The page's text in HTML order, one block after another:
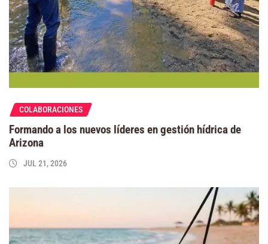
COLABORACIONES
Formando a los nuevos líderes en gestión hídrica de
Arizona
JUL 21, 2026